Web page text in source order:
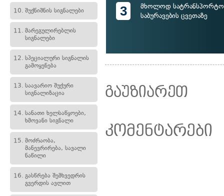
10. შუქნიშნის სიგნალები
11. მარეგულირებლის
სიგნალები
12. სპეციალური სიგნალის
გამოყენება
13. საავარიო შუქური
სიგნალიზაცია
14. სანათი ხელსაწყოები,
ხმოვანი სიგნალი
15. მოძრაობა,
მანევრირება, სავალი
ნაწილი
16. გასწრება შემხვედრის
გვერდის ავლით
3
მხოლოდ სატრანსპორტო
საბურავების ცვეთაზე
გაუზიარეთ
კომენტარები